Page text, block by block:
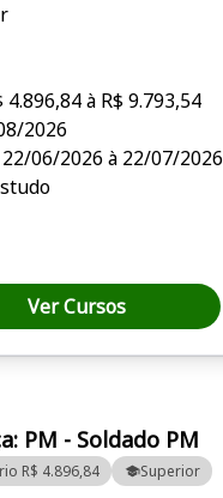
PM - Soldado PM
R$ 4.896,84 Superior
4.896,84 à R$ 9.793,54
2026
06/2026 à 22/07/2026
Ver Cursos